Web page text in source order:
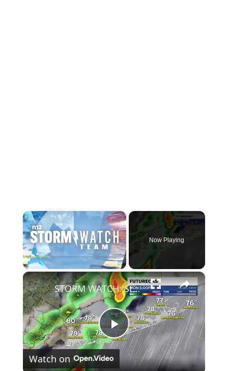
×
Play Unmute Fullscreen
Now Playing
×
Play
STORM WATCH: Stray shower today, heavy rain possible on Monday
Watch on